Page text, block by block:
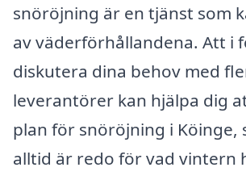
snöröjning är en tjänst som
av väderförhållandena. Att i
diskutera dina behov med
leverantörer kan hjälpa dig
plan för snöröjning i Köinge,
alltid är redo för vad vintern